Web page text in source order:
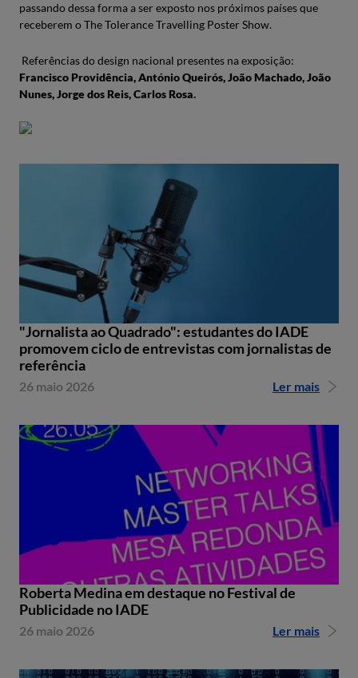
passando dessa forma a ser exposto nos próximos países que
receberem o The Tolerance Travelling Poster Show.
Referências do design nacional presentes na exposição:
Francisco Providência,António Queirós, João Machado, João
Nunes, Jorge dos Reis, Carlos Rosa.
"Jornalista ao Quadrado": estudantes do IADE
promovem ciclo de entrevistas com jornalistas de
referência
26 maio 2026 Ler mais
Roberta Medina em destaque no Festival de
Publicidade no IADE
26 maio 2026 Ler mais